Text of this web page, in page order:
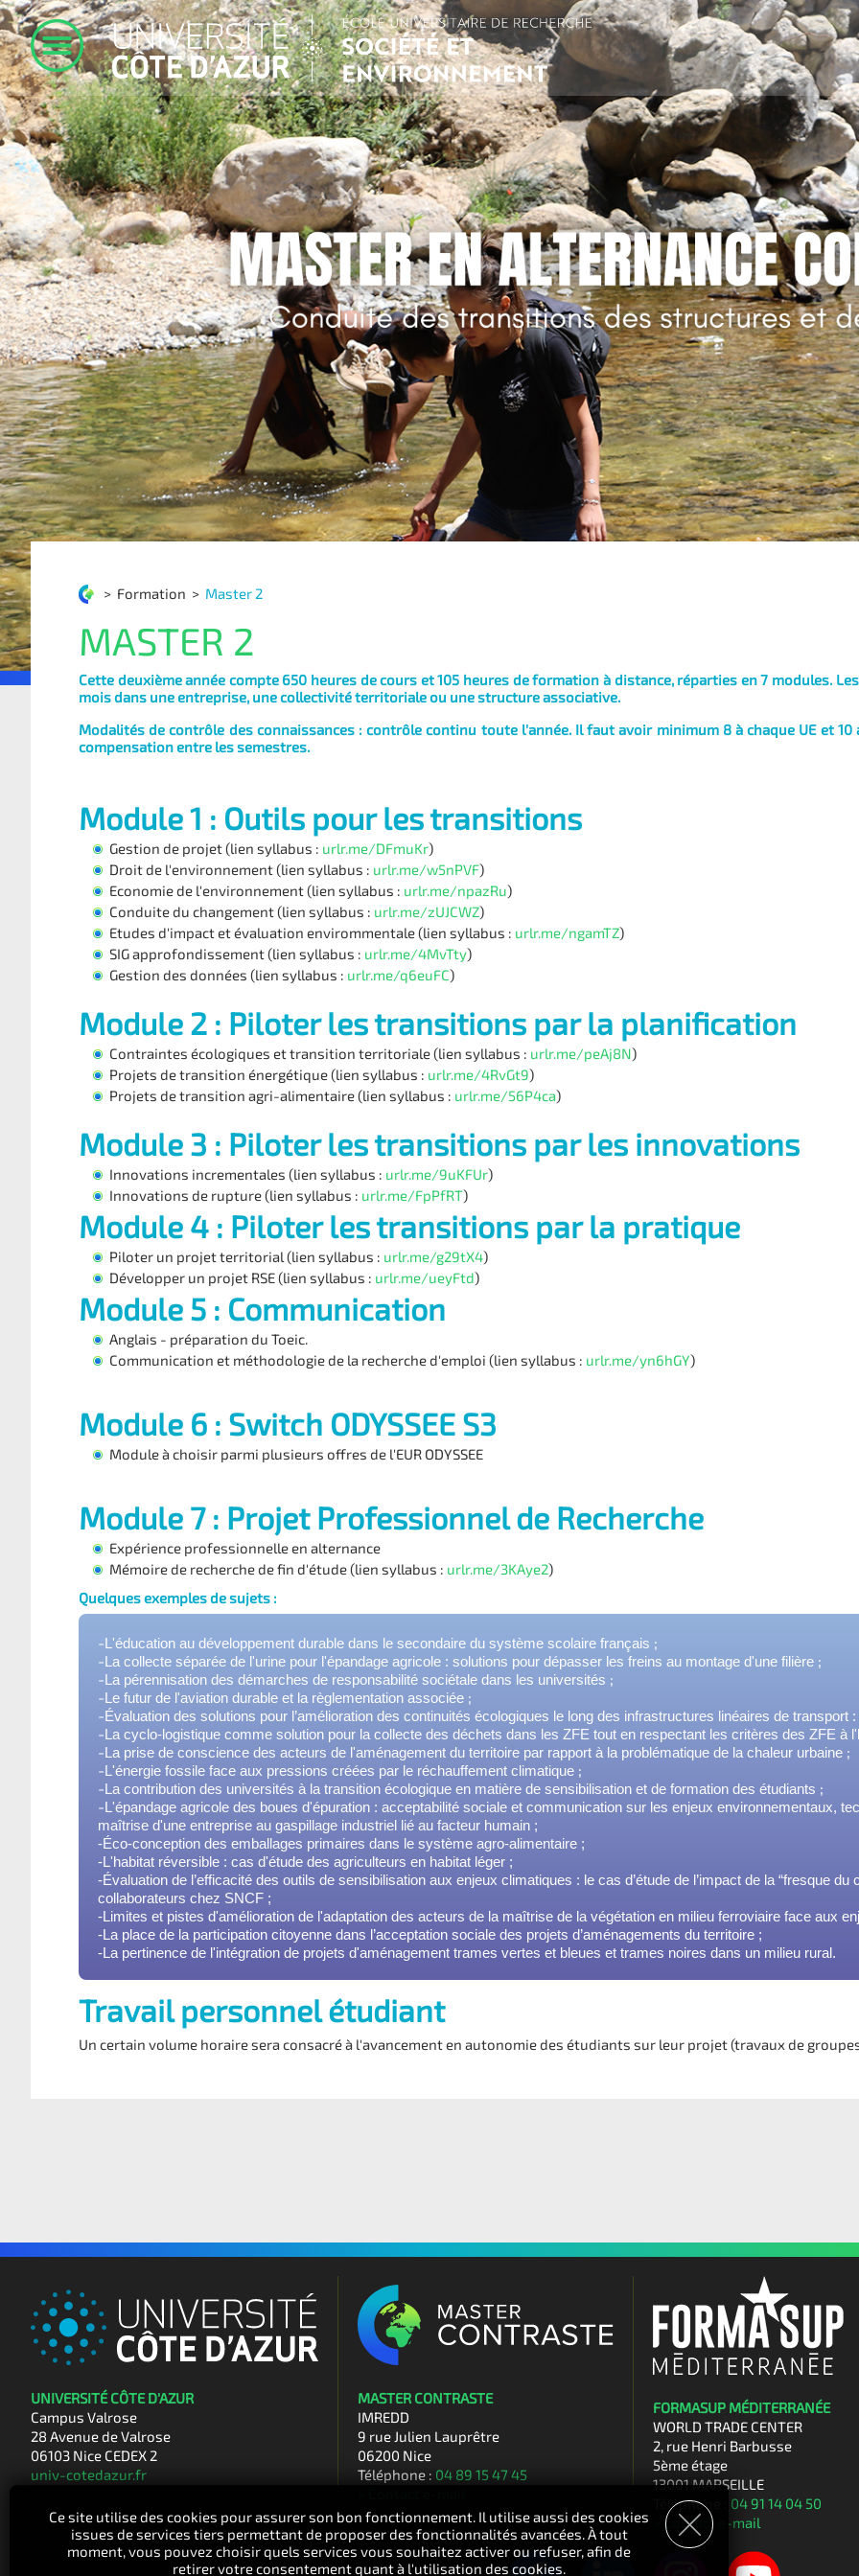
> Formation > Master 2
MASTER 2
Cette deuxième année compte 650 heures de cours et 105 heures de formation à distance, réparties en 7 modules.
mois dans une entreprise, une collectivité territoriale ou une structure associative.
Modalités de contrôle des connaissances : contrôle continu toute l'année. Il faut avoir minimum 8 à chaque UE et
compensation entre les semestres.
Module 1 : Outils pour les transitions
Gestion de projet (lien syllabus : urlr.me/DFmuKr)
Droit de l'environnement (lien syllabus : urlr.me/w5nPVF)
Economie de l'environnement (lien syllabus : urlr.me/npazRu)
Conduite du changement (lien syllabus : urlr.me/zUJCWZ)
Etudes d'impact et évaluation envirommentale (lien syllabus : urlr.me/ngamTZ)
SIG approfondissement (lien syllabus : urlr.me/4MvTty)
Gestion des données (lien syllabus : urlr.me/q6euFC)
Module 2 : Piloter les transitions par la planification
Contraintes écologiques et transition territoriale (lien syllabus : urlr.me/peAj8N)
Projets de transition énergétique (lien syllabus : urlr.me/4RvGt9)
Projets de transition agri-alimentaire (lien syllabus : urlr.me/56P4ca)
Module 3 : Piloter les transitions par les innovations
Innovations incrementales (lien syllabus : urlr.me/9uKFUr)
Innovations de rupture (lien syllabus : urlr.me/FpPfRT)
Module 4 : Piloter les transitions par la pratique
Piloter un projet territorial (lien syllabus : urlr.me/g29tX4)
Développer un projet RSE (lien syllabus : urlr.me/ueyFtd)
Module 5 : Communication
Anglais - préparation du Toeic.
Communication et méthodologie de la recherche d'emploi (lien syllabus : urlr.me/yn6hGY)
Module 6 : Switch ODYSSEE S3
Module à choisir parmi plusieurs offres de l'EUR ODYSSEE
Module 7 : Projet Professionnel de Recherche
Expérience professionnelle en alternance
Mémoire de recherche de fin d'étude (lien syllabus : urlr.me/3KAye2)
Quelques exemples de sujets :
-L'éducation au développement durable dans le secondaire du système scolaire français ;
-La collecte séparée de l'urine pour l'épandage agricole : solutions pour dépasser les freins au montage d'une filière ;
-La pérennisation des démarches de responsabilité sociétale dans les universités ;
-Le futur de l'aviation durable et la règlementation associée ;
-Évaluation des solutions pour l’amélioration des continuités écologiques le long des infrastructures linéaires de transport
-La cyclo-logistique comme solution pour la collecte des déchets dans les ZFE tout en respectant les critères des ZFE à
-La prise de conscience des acteurs de l'aménagement du territoire par rapport à la problématique de la chaleur urbaine ;
-L'énergie fossile face aux pressions créées par le réchauffement climatique ;
-La contribution des universités à la transition écologique en matière de sensibilisation et de formation des étudiants ;
-L'épandage agricole des boues d'épuration : acceptabilité sociale et communication sur les enjeux environnementaux,
maîtrise d'une entreprise au gaspillage industriel lié au facteur humain ;
-Éco-conception des emballages primaires dans le système agro-alimentaire ;
-L'habitat réversible : cas d'étude des agriculteurs en habitat léger ;
-Évaluation de l’efficacité des outils de sensibilisation aux enjeux climatiques : le cas d’étude de l’impact de la “fresque
collaborateurs chez SNCF ;
-Limites et pistes d'amélioration de l'adaptation des acteurs de la maîtrise de la végétation en milieu ferroviaire face aux
-La place de la participation citoyenne dans l’acceptation sociale des projets d’aménagements du territoire ;
-La pertinence de l'intégration de projets d'aménagement trames vertes et bleues et trames noires dans un milieu rural.
Travail personnel étudiant
Un certain volume horaire sera consacré à l'avancement en autonomie des étudiants sur leur projet (travaux de
UNIVERSITÉ CÔTE D'AZUR
Campus Valrose
28 Avenue de Valrose
06103 Nice CEDEX 2
univ-cotedazur.fr
MASTER CONTRASTE
IMREDD
9 rue Julien Lauprêtre
06200 Nice
Téléphone : 04 89 15 47 45
FORMASUP MÉDITERRANÉE
WORLD TRADE CENTER
2, rue Henri Barbusse
5ème étage
13001 MARSEILLE
Téléphone : 04 91 14 04 50
> Contact e-mail
Ce site utilise des cookies pour assurer son bon fonctionnement. Il utilise aussi des cookies
issues de services tiers permettant de proposer des fonctionnalités avancées. À tout
moment, vous pouvez choisir quels services vous souhaitez activer ou refuser, afin de
retirer votre consentement quant à l'utilisation des cookies.